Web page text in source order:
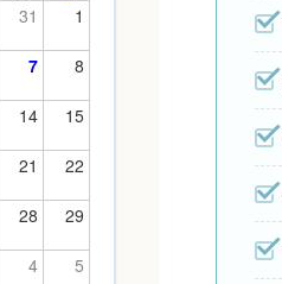
31 1
7 8
14 15
21 22
28 29
4 5